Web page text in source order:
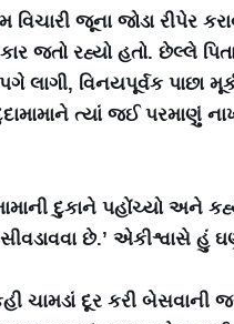
જૂના જોડા રીપેર
જતો રહ્યો હતો. છેલ્લે
વિનયપૂર્વક પાછા
ત્યાં જઈ
દુકાને પહોંચ્યો અને કહ્યું
છે.’ એકીશ્વાસે હું
ચામડાં દૂર કરી બેસવાની